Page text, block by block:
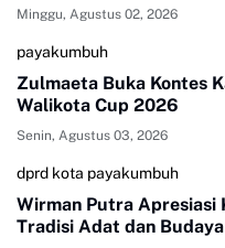
Minggu, Agustus 02, 2026
payakumbuh
Zulmaeta Buka Kontes
Walikota Cup 2026
Senin, Agustus 03, 2026
dprd kota payakumbuh
Wirman Putra Apresiasi
Tradisi Adat dan